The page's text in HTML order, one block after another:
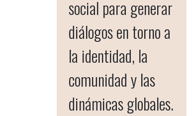
social para generar
diálogos en torno a
la identidad, la
comunidad y las
dinámicas globales.